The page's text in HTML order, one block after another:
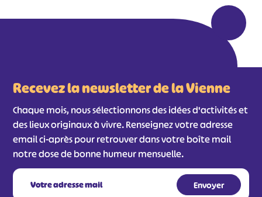
Recevez la newsletter de la Vienne
Chaque mois, nous sélectionnons des idées d'activités et
des lieux originaux à vivre. Renseignez votre adresse
email ci-après pour retrouver dans votre boîte mail
notre dose de bonne humeur mensuelle.